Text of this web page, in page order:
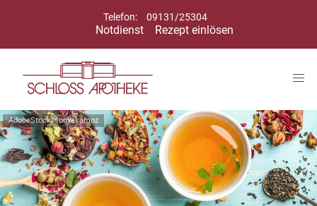
Telefon: 09131/25304
Notdienst Rezept einlösen
AdobeStock/sonyakamoz